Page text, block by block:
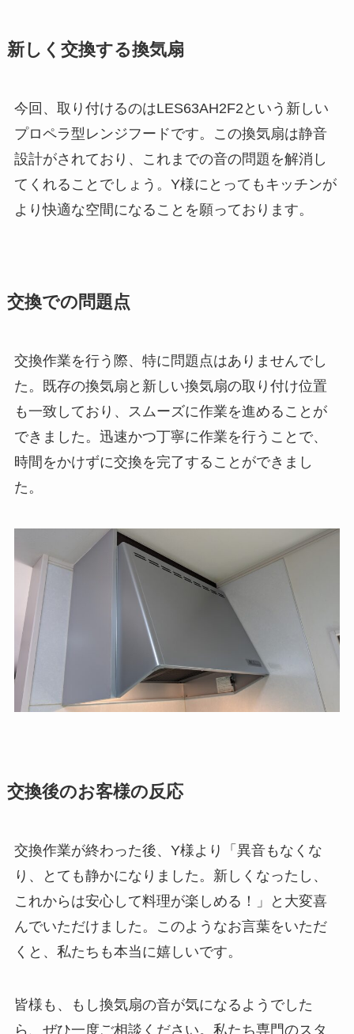
新しく交換する換気扇
今回、取り付けるのはLES63AH2F2という新しい
プロペラ型レンジフードです。この換気扇は静音
設計がされており、これまでの音の問題を解消し
てくれることでしょう。Y様にとってもキッチンが
より快適な空間になることを願っております。
交換での問題点
交換作業を行う際、特に問題点はありませんでし
た。既存の換気扇と新しい換気扇の取り付け位置
も一致しており、スムーズに作業を進めることが
できました。迅速かつ丁寧に作業を行うことで、
時間をかけずに交換を完了することができまし
た。
交換後のお客様の反応
交換作業が終わった後、Y様より「異音もなくな
り、とても静かになりました。新しくなったし、
これからは安心して料理が楽しめる！」と大変喜
んでいただけました。このようなお言葉をいただ
くと、私たちも本当に嬉しいです。
皆様も、もし換気扇の音が気になるようでした
ら、ぜひ一度ご相談ください。私たち専門のスタ